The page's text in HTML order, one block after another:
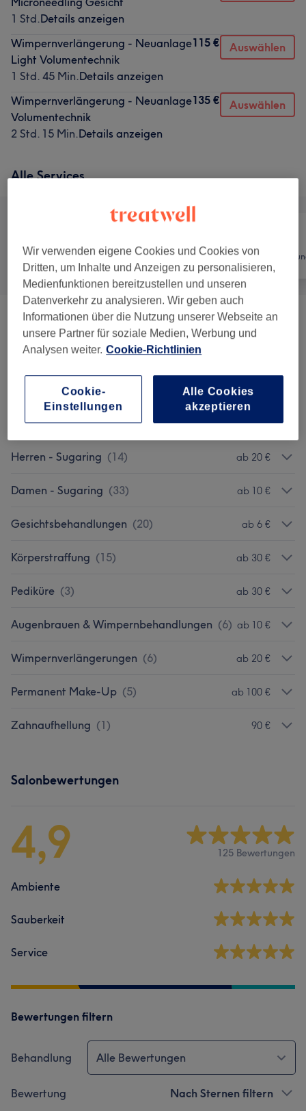
1 Std.Details anzeigen
Wimpernverlängerung - Neuanlage
Light Volumentechnik
1 Std. 45 Min.Details anzeigen
115 € Auswählen
Wimpernverlängerung - Neuanlage
Volumentechnik
2 Std. 15 Min.Details anzeigen
135 € Auswählen
Alle Services
Alle Nägel
Herren - Dauerhafte Haarentfernung (14) ab 20 €
Dauerhafte Haarentfernung Damen (29
Damen - Waxing (21 ab 10 €
Herren - Waxing (12) ab 20 €
Herren - Sugaring (14) ab 20 €
Damen - Sugaring (33) ab 10 €
Gesichtsbehandlungen (20) ab 6 €
Körperstraffung (15) ab 30 €
Pediküre (3) ab 30 €
Augenbrauen & Wimpernbehandlungen (6) ab 10 €
Wimpernverlängerungen (6) ab 20 €
Permanent Make-Up (5) ab 100 €
Zahnaufhellung (1) 90 €
Salonbewertungen
4,9 125 Bewertungen
Ambiente
Sauberkeit
Service
Bewertungen filtern
Behandlung Alle Bewertungen
Bewertung Nach Sternen filtern
Wir verwenden eigene Cookies und Cookies von
Dritten, um Inhalte und Anzeigen zu personalisieren,
Medienfunktionen bereitzustellen und unseren
Datenverkehr zu analysieren. Wir geben auch
Informationen über die Nutzung unserer Webseite an
unsere Partner für soziale Medien, Werbung und
Analysen weiter. Cookie-Richtlinien
Cookie-
Einstellungen
Alle Cookies
akzeptieren